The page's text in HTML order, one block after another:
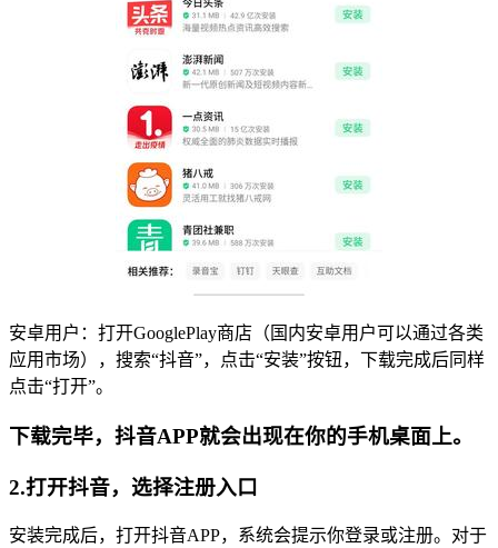
安卓用户：打开GooglePlay商店（国内安卓用户可以通过各类
应用市场），搜索“抖音”，点击“安装”按钮，下载完成后同样
点击“打开”。
下载完毕，抖音APP就会出现在你的手机桌面上。
2.打开抖音，选择注册入口
安装完成后，打开抖音APP，系统会提示你登录或注册。对于